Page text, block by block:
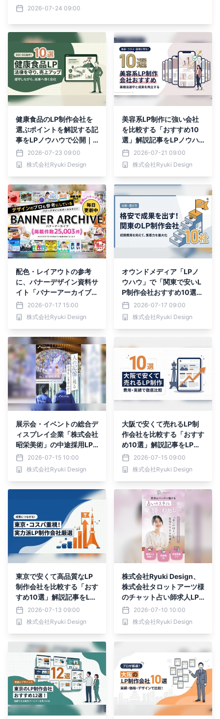
sign（LP制作.jp）
2026-07-24 09:00
健康食品のLP制作会社を
選ぶポイントを解説する記
事をLPノウハウで公開｜
株式会社Ryuki Design
2026-07-23 09:00
株式会社Ryuki Design
美容系LP制作に強い会社
を比較する「おすすめ10
選」解説記事をLPノウハ
ウで公開｜株式会社Ryuki
Design
2026-07-21 09:00
株式会社Ryuki Design
配色・レイアウトの参考
に、バナーデザイン資料サ
イト「バナーアーカイブ」
の掲載点数が25,003点に
増加｜株式会社Ryuki Des
ign
2026-07-17 15:00
株式会社Ryuki Design
オウンドメディア「LPノ
ウハウ」で「関東で安いL
P制作会社おすすめ10選」
を比較する新記事を公開｜
株式会社Ryuki Design
2026-07-17 09:00
株式会社Ryuki Design
展示会・イベントの総合デ
ィスプレイ企業「株式会社
昭栄美術」の中途採用LP
（営業職・施工管理）を株
式会社Ryuki Designが制
作
2026-07-15 10:00
株式会社Ryuki Design
大阪で安くて売れるLP制
作会社を比較する「おすす
め10選」解説記事をLPノ
ウハウで公開｜株式会社R
yuki Design
2026-07-15 09:00
株式会社Ryuki Design
東京で安くて高品質なLP
制作会社を比較する「おす
すめ10選」解説記事をLP
ノウハウで公開｜株式会社
Ryuki Design
2026-07-13 09:00
株式会社Ryuki Design
株式会社Ryuki Design、
株式会社タロットアーツ様
のチャット占い師求人LP
を制作｜完全在宅・未経験
向けの働き方を、明るく現
代的なデザインと応募導線
2026-07-10 10:00
株式会社Ryuki Design